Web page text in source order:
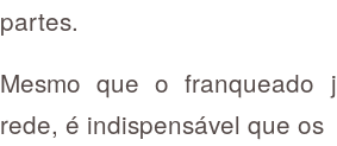
partes.
Mesmo que o
rede, é indispensável que os